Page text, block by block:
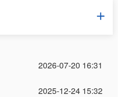

2026-07-20 16:31
2025-12-24 15:32